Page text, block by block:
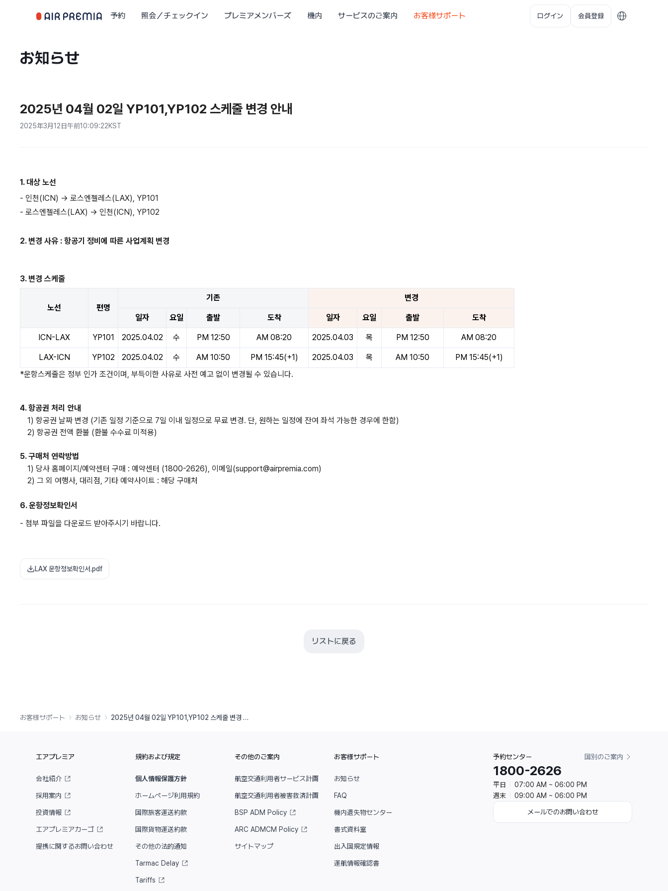
予約 照会／チェックイン プレミアメンバーズ 機内 サービスのご案内 お客様サポート ログイン 会員登録
お知らせ
2025년 04월 02일 YP101,YP102 스케줄 변경 안내
2025年3月12日午前10:09:22KST
1. 대상 노선
- 인천(ICN) -> 로스엔젤레스(LAX), YP101
- 로스엔젤레스(LAX) -> 인천(ICN), YP102
2. 변경 사유 : 항공기 정비에 따른 사업계획 변경
3. 변경 스케줄
노선 편명
기존 변경
일자 요일 출발 도착 일자 요일 출발 도착
ICN-LAX YP101 2025.04.02 수 PM 12:50 AM 08:20 2025.04.03 목 PM 12:50 AM 08:20
LAX-ICN YP102 2025.04.02 수 AM 10:50 PM 15:45(+1) 2025.04.03 목 AM 10:50
PM 15:45(+1)
*운항스케줄은 정부 인가 조건이며, 부득이한 사유로 사전 예고 없이 변경될 수 있습니다.
4.항공권 처리 안내
1) 항공권 날짜 변경 (기존 일정 기준으로 7일 이내 일정으로 무료 변경. 단, 원하는 일정에 잔여 좌석 가능한 경우에 한함)
2) 항공권 전액 환불 (환불 수수료 미적용)
5. 구매처 연락방법
1) 당사 홈페이지/예약센터 구매 : 예약센터 (1800-2626), 이메일(support@airpremia.com)
2) 그 외 여행사, 대리점, 기타 예약사이트 : 해당 구매처
6. 운항정보확인서
- 첨부 파일을 다운로드 받아주시기 바랍니다.
LAX 운항정보확인서.pdf
リストに戻る
お客様サポート お知らせ 2025년 04월 02일 YP101,YP102 스케줄 변경 안내
エアプレミア
会社紹介
採用案内
投資情報
エアプレミアカーゴ
提携に関するお問い合わせ
規約および規定
個人情報保護方針
ホームページ利用規約
国際旅客運送約款
国際貨物運送約款
その他の法的通知
Tarmac Delay
Tariffs
その他のご案内
航空交通利用者サービス計画
航空交通利用者被害救済計画
BSP ADM Policy
ARC ADMCM Policy
サイトマップ
お客様サポート
お知らせ
FAQ
機内遺失物センター
書式資料室
出入国規定情報
運航情報確認書
予約センター 国別のご案内
1800-2626
平日
07:00 AM ~ 06:00 PM
週末
09:00 AM ~ 06:00 PM
メールでのお問い合わせ